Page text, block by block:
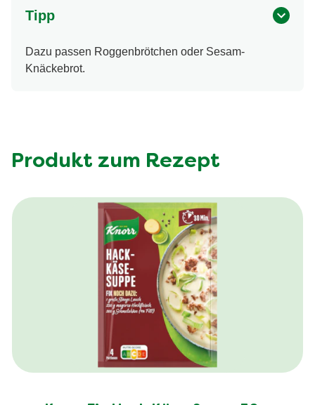
Tipp
Dazu passen Roggenbrötchen oder Sesam-
Knäckebrot.
Produkt zum Rezept